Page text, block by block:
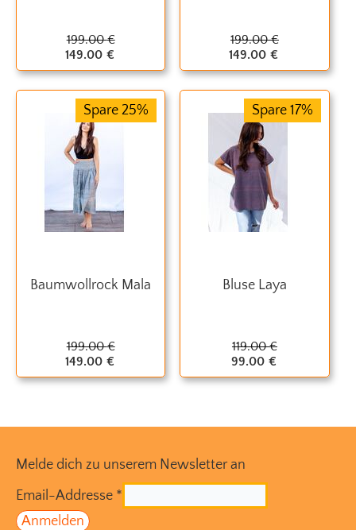
199.00 €
149.00 €
199.00 €
149.00 €
Spare 25%
Baumwollrock Mala
199.00 €
149.00 €
Spare 17%
Bluse Laya
119.00 €
99.00 €
Melde dich zu unserem Newsletter an
Email-Addresse *